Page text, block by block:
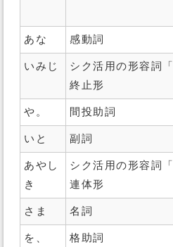
あな 感動詞
いみじ シク活用の形容詞「
終止形
や。 間投助詞
いと 副詞
あやし
き
シク活用の形容詞「
連体形
さま 名詞
を、 格助詞